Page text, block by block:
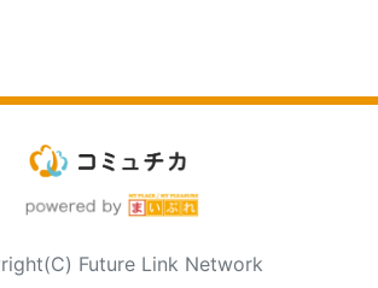
Future Link Network